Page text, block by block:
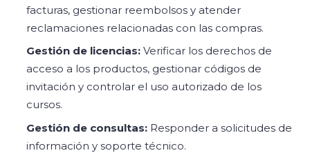
facturas, gestionar reembolsos y atender
reclamaciones relacionadas con las compras.
Gestión de licencias:Verificar los derechos de
acceso a los productos, gestionar códigos de
invitación y controlar el uso autorizado de los
cursos.
Gestión de consultas:Responder a solicitudes de
información y soporte técnico.